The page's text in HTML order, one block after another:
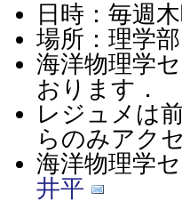
日時：毎週
場所：理学
海洋物理学
おります．
レジュメは
らのみアク
海洋物理学
井平